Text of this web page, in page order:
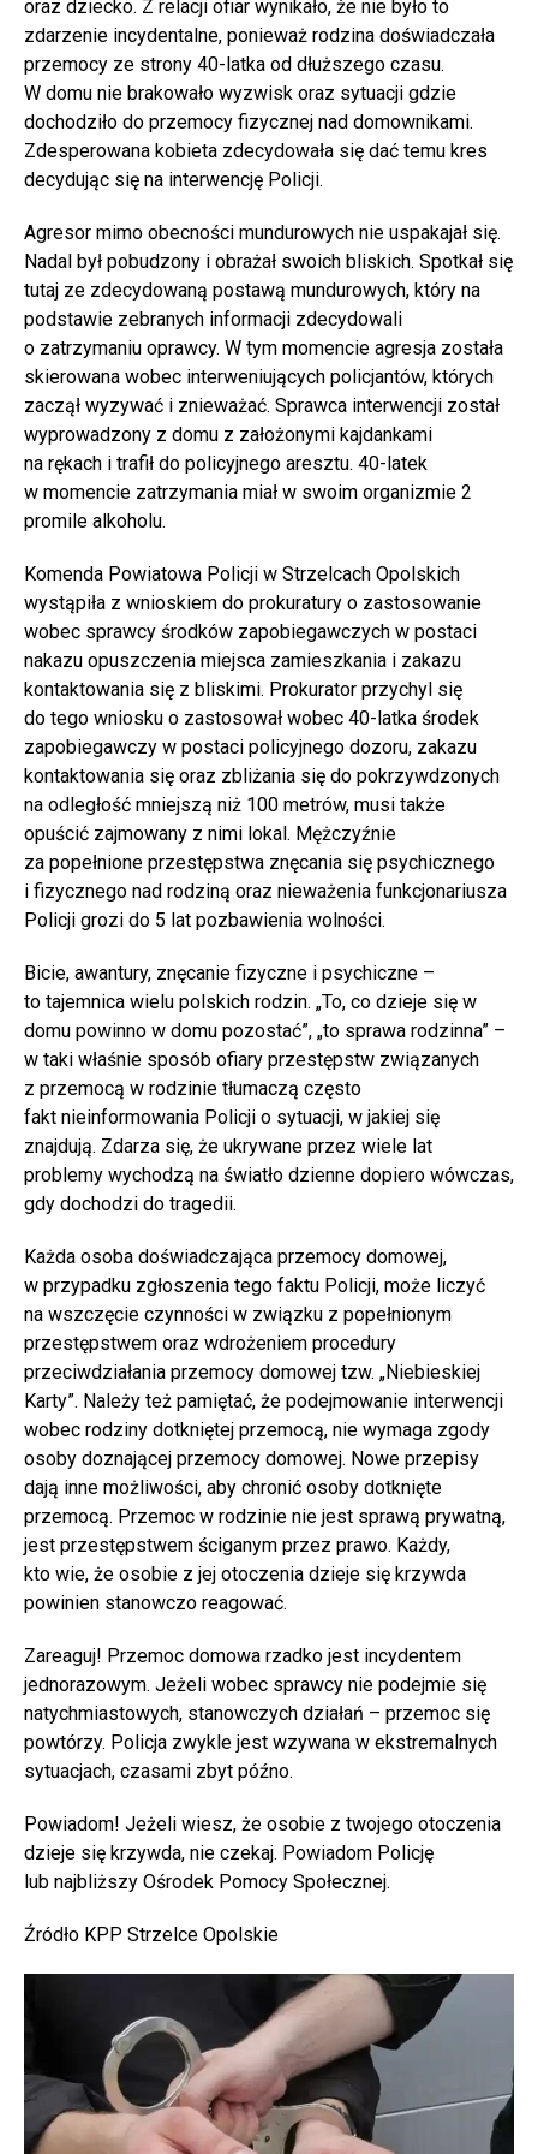
oraz dziecko. Z relacji ofiar wynikało, że nie było to
zdarzenie incydentalne, ponieważ rodzina doświadczała
przemocy ze strony 40-latka od dłuższego czasu.
W domu nie brakowało wyzwisk oraz sytuacji gdzie
dochodziło do przemocy fizycznej nad domownikami.
Zdesperowana kobieta zdecydowała się dać temu kres
decydując się na interwencję Policji.
Agresor mimo obecności mundurowych nie uspakajał się.
Nadal był pobudzony i obrażał swoich bliskich. Spotkał się
tutaj ze zdecydowaną postawą mundurowych, który na
podstawie zebranych informacji zdecydowali
o zatrzymaniu oprawcy. W tym momencie agresja została
skierowana wobec interweniujących policjantów, których
zaczął wyzywać i znieważać. Sprawca interwencji został
wyprowadzony z domu z założonymi kajdankami
na rękach i trafił do policyjnego aresztu. 40-latek
w momencie zatrzymania miał w swoim organizmie 2
promile alkoholu.
Komenda Powiatowa Policji w Strzelcach Opolskich
wystąpiła z wnioskiem do prokuratury o zastosowanie
wobec sprawcy środków zapobiegawczych w postaci
nakazu opuszczenia miejsca zamieszkania i zakazu
kontaktowania się z bliskimi. Prokurator przychyl się
do tego wniosku o zastosował wobec 40-latka środek
zapobiegawczy w postaci policyjnego dozoru, zakazu
kontaktowania się oraz zbliżania się do pokrzywdzonych
na odległość mniejszą niż 100 metrów, musi także
opuścić zajmowany z nimi lokal. Mężczyźnie
za popełnione przestępstwa znęcania się psychicznego
i fizycznego nad rodziną oraz nieważenia funkcjonariusza
Policji grozi do 5 lat pozbawienia wolności.
Bicie, awantury, znęcanie fizyczne i psychiczne –
to tajemnica wielu polskich rodzin. „To, co dzieje się w
domu powinno w domu pozostać”, „to sprawa rodzinna” –
w taki właśnie sposób ofiary przestępstw związanych
z przemocą w rodzinie tłumaczą często
fakt nieinformowania Policji o sytuacji, w jakiej się
znajdują. Zdarza się, że ukrywane przez wiele lat
problemy wychodzą na światło dzienne dopiero wówczas,
gdy dochodzi do tragedii.
Każda osoba doświadczająca przemocy domowej,
w przypadku zgłoszenia tego faktu Policji, może liczyć
na wszczęcie czynności w związku z popełnionym
przestępstwem oraz wdrożeniem procedury
przeciwdziałania przemocy domowej tzw. „Niebieskiej
Karty”. Należy też pamiętać, że podejmowanie interwencji
wobec rodziny dotkniętej przemocą, nie wymaga zgody
osoby doznającej przemocy domowej. Nowe przepisy
dają inne możliwości, aby chronić osoby dotknięte
przemocą. Przemoc w rodzinie nie jest sprawą prywatną,
jest przestępstwem ściganym przez prawo. Każdy,
kto wie, że osobie z jej otoczenia dzieje się krzywda
powinien stanowczo reagować.
Zareaguj! Przemoc domowa rzadko jest incydentem
jednorazowym. Jeżeli wobec sprawcy nie podejmie się
natychmiastowych, stanowczych działań – przemoc się
powtórzy. Policja zwykle jest wzywana w ekstremalnych
sytuacjach, czasami zbyt późno.
Powiadom! Jeżeli wiesz, że osobie z twojego otoczenia
dzieje się krzywda, nie czekaj. Powiadom Policję
lub najbliższy Ośrodek Pomocy Społecznej.
Źródło KPP Strzelce Opolskie